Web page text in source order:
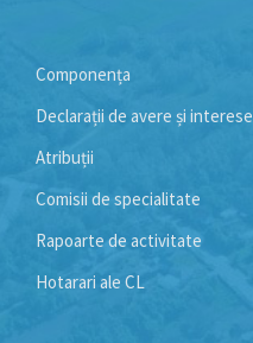
Componența
Declarații de avere și interese
Atribuții
Comisii de specialitate
Rapoarte de activitate
Hotarari ale CL